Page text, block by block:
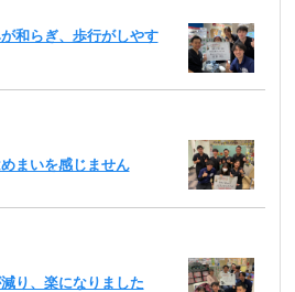
和らぎ、歩行がしやす
まいを感じません
り、楽になりました